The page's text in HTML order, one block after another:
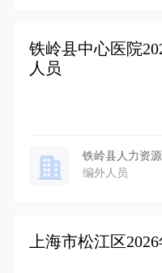
铁岭县中心医院
人员
铁岭县人力资
编外人员
上海市松江区